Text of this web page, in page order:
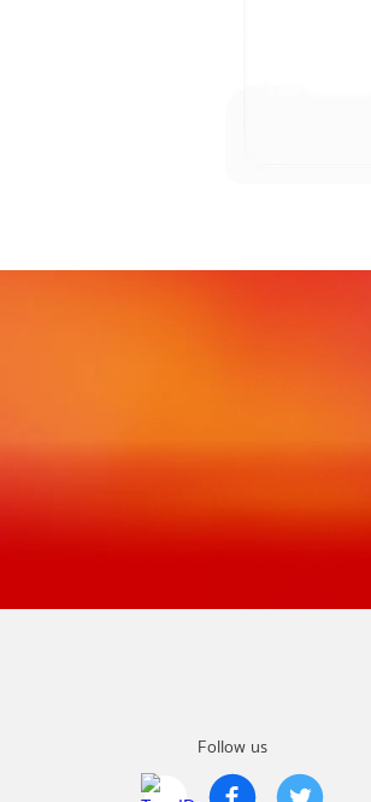
Follow us